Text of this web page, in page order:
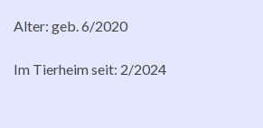
Alter: geb. 6/2020
Im Tierheim seit: 2/2024